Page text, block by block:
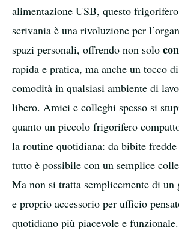
alimentazione USB, questo
scrivania è una rivoluzione per
spazi personali, offrendo non solo
rapida e pratica, ma anche un tocco
comodità in qualsiasi ambiente di
libero. Amici e colleghi spesso si
quanto un piccolo frigorifero
la routine quotidiana: da bibite
tutto è possibile con un semplice
Ma non si tratta semplicemente di un
e proprio accessorio per ufficio
quotidiano più piacevole e funzionale.